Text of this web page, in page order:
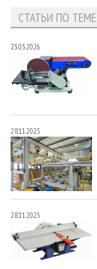
СТАТЬИ ПО ТЕМЕ
23.03.2026
28.11.2025
28.11.2025